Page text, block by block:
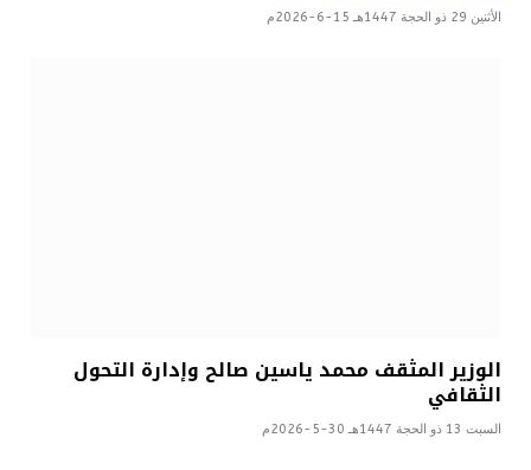
الأثنين 29 ذو الحجة 1447هـ 15-6-2026م
الوزير المثقف محمد ياسين صالح وإدارة التحول
الثقافي
السبت 13 ذو الحجة 1447هـ 30-5-2026م